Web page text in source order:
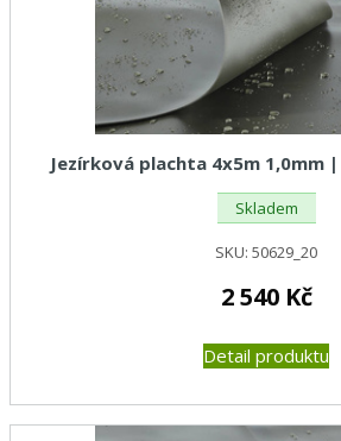
Jezírková plachta 4x5m 1,0mm |
Skladem
SKU: 50629_20
2 540 Kč
Detail produktu